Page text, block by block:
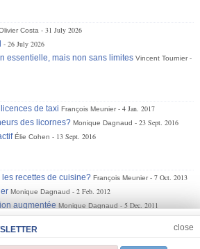
close
CLOSE
Costa
31 July 2026
26 July 2026
essentielle, mais non sans limites Vincent Tournier
de taxi François Meunier
4 Jan. 2017
des licornes? Monique Dagnaud
23 Sept. 2016
Élie Cohen 13 Sept. 2016
recettes de cuisine? François Meunier
7 Oct. 2013
Monique Dagnaud
2 Feb. 2012
augmentée Monique Dagnaud 5 Dec. 2011